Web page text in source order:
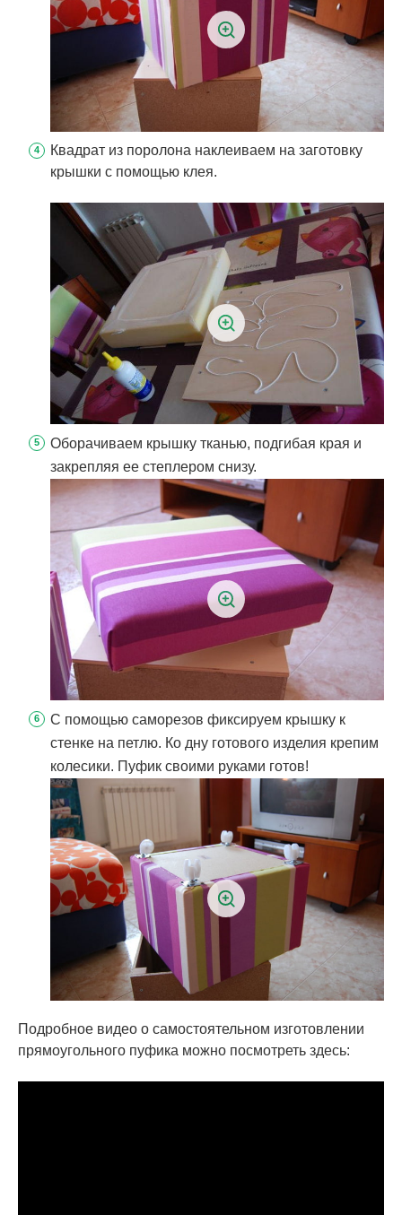
Квадрат из поролона наклеиваем на заготовку
крышки с помощью клея.
Оборачиваем крышку тканью, подгибая края и
закрепляя ее степлером снизу.
С помощью саморезов фиксируем крышку к
стенке на петлю. Ко дну готового изделия крепим
колесики. Пуфик своими руками готов!
Подробное видео о самостоятельном изготовлении
прямоугольного пуфика можно посмотреть здесь: